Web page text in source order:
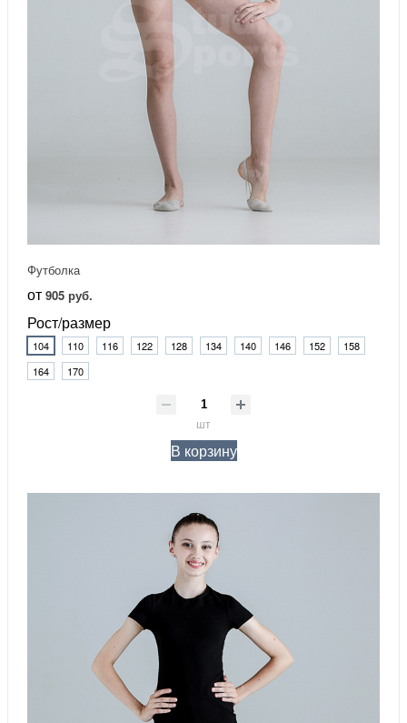
Футболка
от 905 руб.
Рост/размер
104 110 116 122 128 134 140 146 152
158
164
170
шт
В корзину